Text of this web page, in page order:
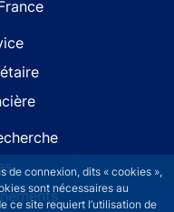
de connexion, dits « cookies »,
sont nécessaires au
ce site requiert l’utilisation de